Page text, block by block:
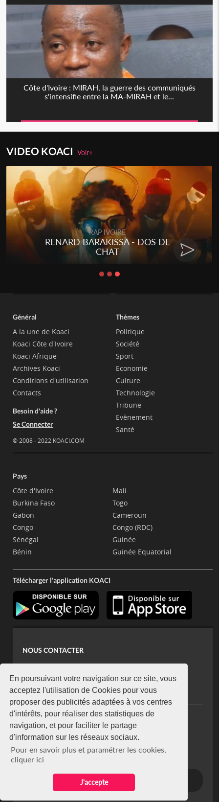
En poursuivant votre navigation sur ce site, vous
acceptez l'utilisation de Cookies pour vous
proposer des publicités adaptées à vos centres
d'intérêts, pour réaliser des statistiques de
navigation, et pour faciliter le partage
d'information sur les réseaux sociaux.
Pour en savoir plus et paramétrer les cookies,
cliquer ici
J'accepte
Côte d'Ivoire : MIRAH, la guerre des communiqués
s'intensifie entre la MA-MIRAH et le...
VIDEO KOACIVoir+
RAP IVOIRE
RENARD BARAKISSA - DOS DE
CHAT
Général
A la une de Koaci
Koaci Côte d'Ivoire
Koaci Afrique
Archives Koaci
Conditions d'utilisation
Contacts
Besoin d'aide ?
Se Connecter
© 2008 - 2022 KOACI.COM
Thèmes
Politique
Société
Sport
Economie
Culture
Technologie
Tribune
Evènement
Santé
Pays
Côte d'Ivoire
Burkina Faso
Gabon
Congo
Sénégal
Bénin
Mali
Togo
Cameroun
Congo (RDC)
Guinée
Guinée Equatorial
Télécharger l'application KOACI
NOUS CONTACTER
koaci@yahoo.fr
+225 07 08 85 52 93
NEWSLETTER
Restez connecté via notre newsletter
S'abonner
Se désabonner